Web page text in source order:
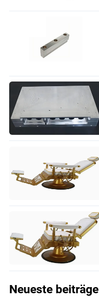
Neueste beiträge